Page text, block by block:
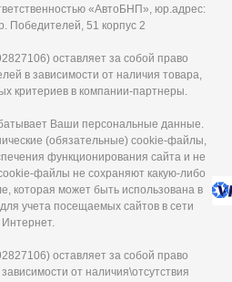
«АвтоБНП», юр.адрес:
Победителей, 51 корпус 2
оставляет за собой право
в зависимости от наличия товара,
критериев в компании-партнеры.
Ваши персональные данные.
(обязательные) cookie-файлы,
функционирования сайта и не
файлы не сохраняют какую-либо
которая может быть использована в
учета посещаемых сайтов в сети
Интернет.
оставляет за собой право
от наличия\отсутствия